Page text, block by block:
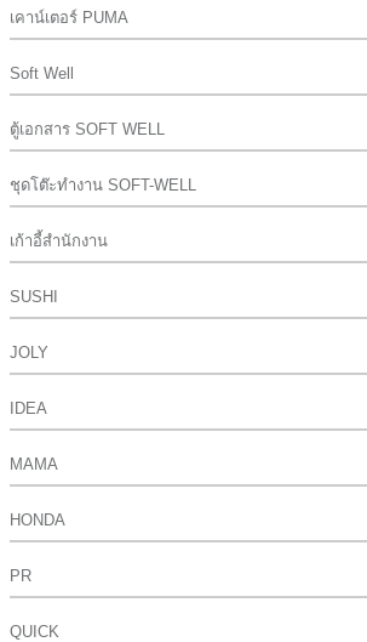
เคาน์เตอร์ PUMA
Soft Well
ตู้เอกสาร SOFT WELL
ชุดโต๊ะทำงาน SOFT-WELL
เก้าอี้สำนักงาน
SUSHI
JOLY
IDEA
MAMA
HONDA
PR
QUICK